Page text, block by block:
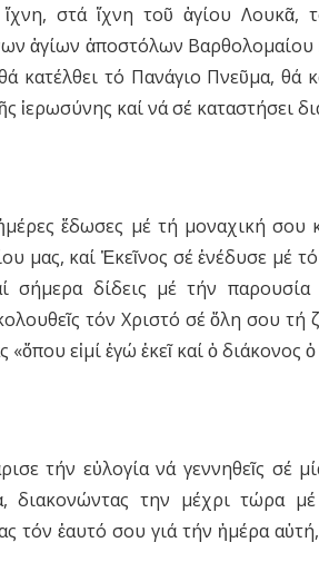
στά ἴχνη τοῦ ἁγίου Λουκᾶ,
ἁγίων ἀποστόλων Βαρθολομαίου
κατέλθει τό Πανάγιο Πνεῦμα, θά
ἱερωσύνης καί νά σέ καταστήσει
ἔδωσες μέ τή μοναχική σου
μας, καί Ἐκεῖνος σέ ἐνέδυσε μέ
σήμερα δίδεις μέ τήν
τόν Χριστό σέ ὅλη σου τή
«ὅπου εἰμί ἐγώ ἐκεῖ καί ὁ διάκονος ὁ
τήν εὐλογία νά γεννηθεῖς σέ
διακονώντας την μέχρι τώρα
τόν ἑαυτό σου γιά τήν ἡμέρα